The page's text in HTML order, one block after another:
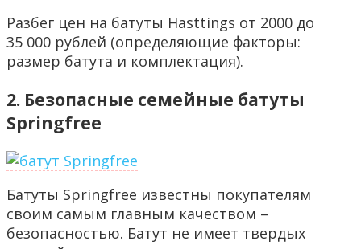
Разбег цен на батуты Hasttings от 2000 до
35 000 рублей (определяющие факторы:
размер батута и комплектация).
2. Безопасные семейные батуты
Springfree
Батуты Springfree известны покупателям
своим самым главным качеством –
безопасностью. Батут не имеет твердых